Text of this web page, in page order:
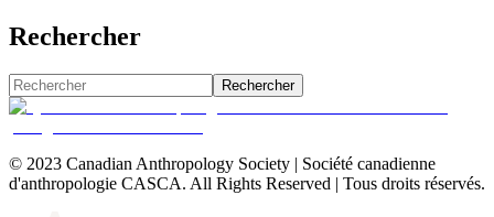
Rechercher
Rechercher
© 2023 Canadian Anthropology Society | Société canadienne
d'anthropologie CASCA. All Rights Reserved | Tous droits réservés.